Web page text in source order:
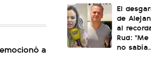
a
El
de
al
Rud:
no